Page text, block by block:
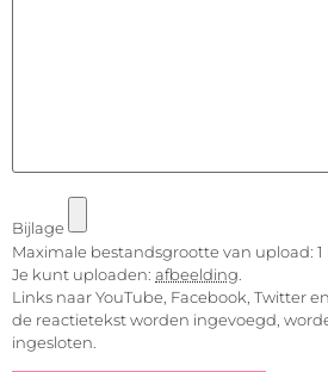
Bijlage
Maximale bestandsgrootte van upload: 1
Je kunt uploaden: afbeelding
Links naar YouTube, Facebook, Twitter
de reactietekst worden ingevoegd,
ingesloten.